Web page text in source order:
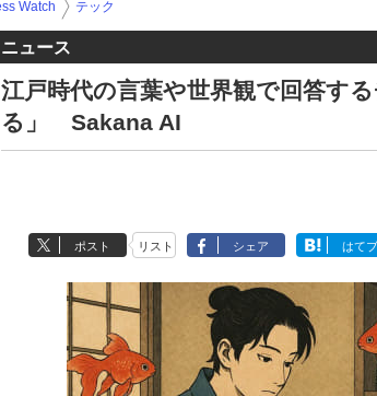
Watch テック
ニュース
江戸時代の言葉や世界観で回答す
る」 Sakana AI
ポスト リスト シェア はてブ